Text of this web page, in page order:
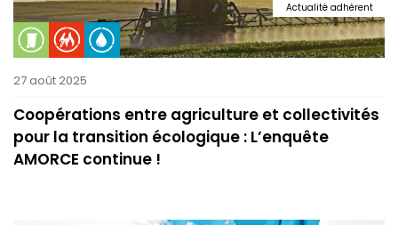
Actualité adhérent
27 août 2025
Coopérations entre agriculture et collectivités
pour la transition écologique : L’enquête
AMORCE continue !